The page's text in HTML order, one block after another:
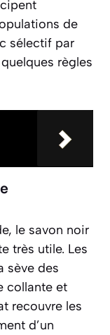
de
sélectif par
règles
le savon noir
très utile. Les
sève des
collante et
recouvre les
d’un